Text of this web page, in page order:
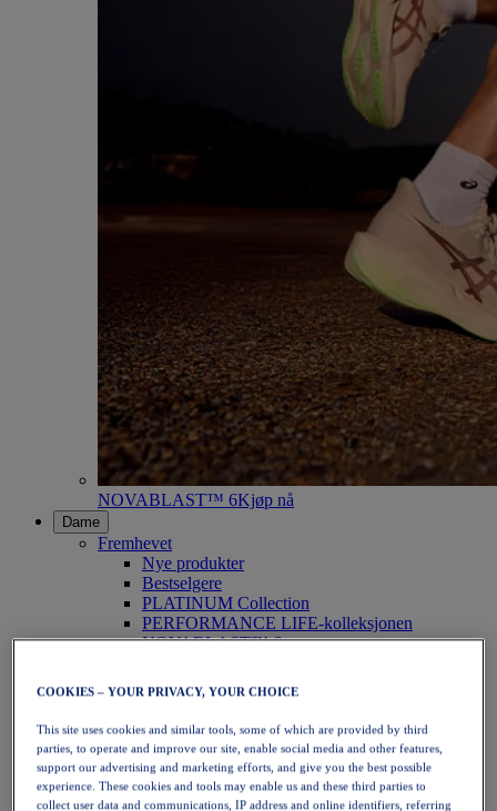
NOVABLAST™ 6Kjøp nå
Dame
Fremhevet
Nye produkter
Bestselgere
PLATINUM Collection
PERFORMANCE LIFE-kolleksjonen
NOVABLAST™ 6
Løping
Terrengløping
Tennis
Volleyball
Håndball
Padel
Netball
COOKIES – YOUR PRIVACY, YOUR CHOICE
This site uses cookies and similar tools, some of which are provided by third
parties, to operate and improve our site, enable social media and other features,
support our advertising and marketing efforts, and give you the best possible
experience. These cookies and tools may enable us and these third parties to
collect user data and communications, IP address and online identifiers, referring